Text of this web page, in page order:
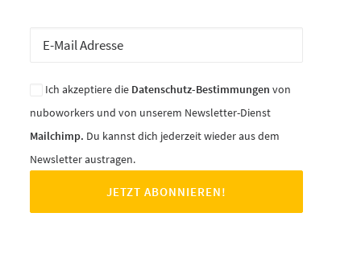
Ich akzeptiere die Datenschutz-Bestimmungen von
nuboworkers und von unserem Newsletter-Dienst
Mailchimp. Du kannst dich jederzeit wieder aus dem
Newsletter austragen.